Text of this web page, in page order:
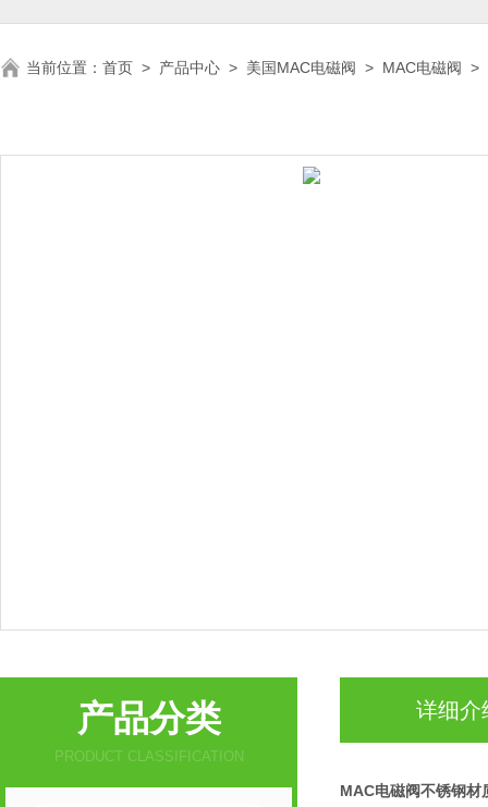
当前位置： 首页 > 产品中心 > 美国MAC电磁阀 > MAC电磁阀 >
产品分类
PRODUCT CLASSIFICATION
详细介
MAC电磁阀不锈钢材